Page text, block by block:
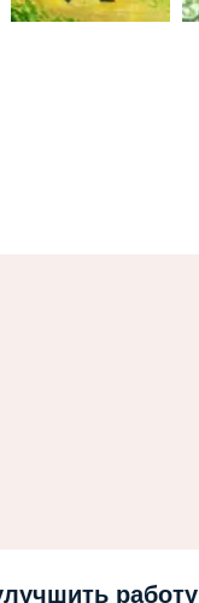
работу